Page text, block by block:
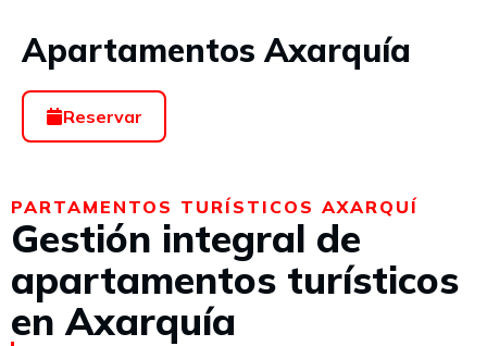
Apartamentos Axarquía
Reservar
PARTAMENTOS TURÍSTICOS AXARQUÍ
Gestión integral de
apartamentos turísticos
en Axarquía